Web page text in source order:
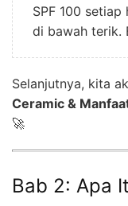
SPF 100
di bawah terik.
Selanjutnya, kita
Ceramic &
🚀
Bab 2: Apa